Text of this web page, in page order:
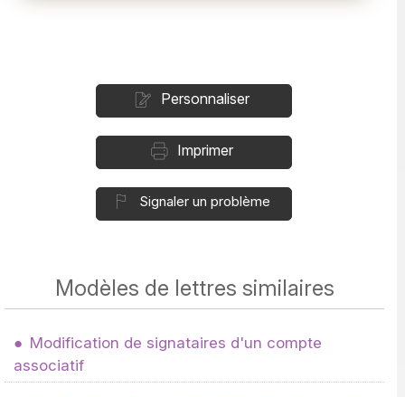
Personnaliser
Imprimer
Signaler un problème
Modèles de lettres similaires
Modification de signataires d'un compte
associatif